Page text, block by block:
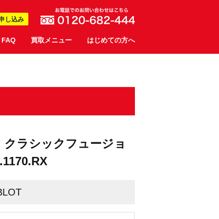
し込み
FAQ 買取メニュー はじめての方へ
ラシックフュージョ